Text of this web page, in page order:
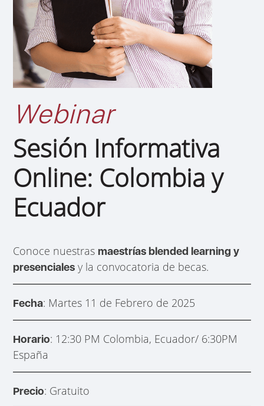
Webinar
Sesión Informativa
Online: Colombia y
Ecuador
Conoce nuestrasmaestrías blended learning y
presenciales y la convocatoria de becas.
Fecha: Martes 11 de Febrero de 2025
Horario: 12:30 PM Colombia, Ecuador/ 6:30PM
España
Precio: Gratuito